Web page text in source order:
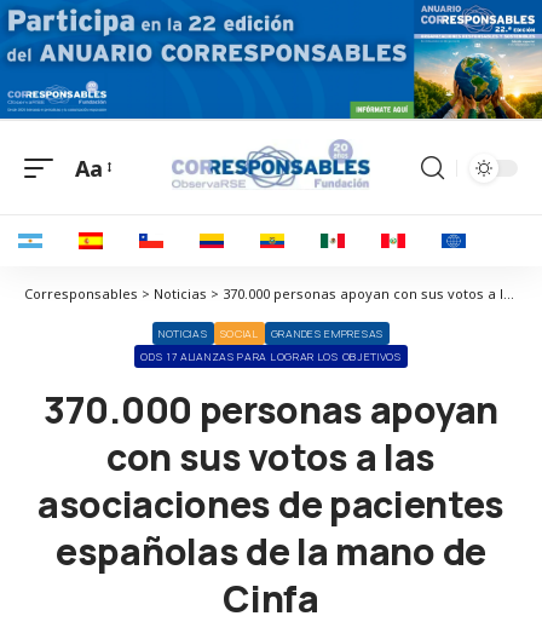
Aa
Corresponsables > Noticias > 370.000 personas apoyan con sus votos a las asociaciones de pacientes españolas de la mano de Cinfa
NOTICIAS SOCIAL
GRANDES EMPRESAS
ODS 17 ALIANZAS PARA LOGRAR LOS OBJETIVOS
370.000 personas apoyan
con sus votos a las
asociaciones de pacientes
españolas de la mano de
Cinfa